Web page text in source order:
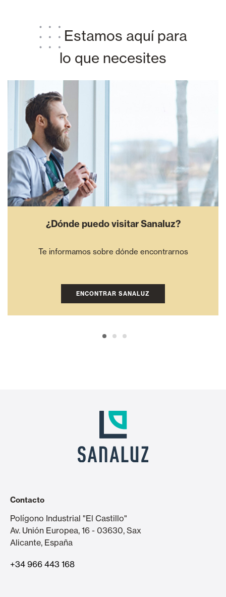
Estamos aquí para
lo que necesites
¿Dónde puedo visitar Sanaluz?
Te informamos sobre dónde encontrarnos
ENCONTRAR SANALUZ
Contacto
Polígono Industrial "El Castillo"
Av. Unión Europea, 16 - 03630, Sax
Alicante, España
+34 966 443 168